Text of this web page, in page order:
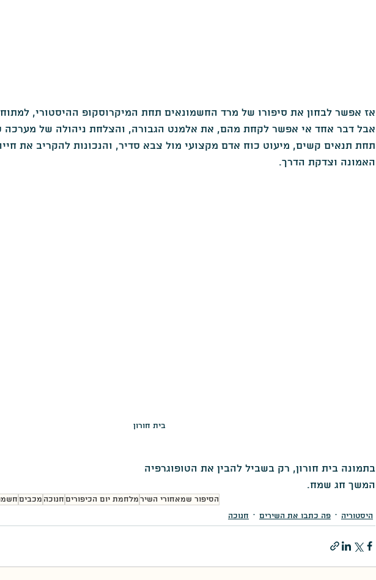
אז אפשר לבחון את סיפורו של מרד החשמונאים תחת המיקרוסקופ ההיסטורי, למתוח
אבל דבר אחד אי אפשר לקחת מהם, את אלמנט הגבורה, והצלחת ניהולה של מערכה
תחת תנאים קשים, מיעוט כוח אדם מקצועי מול צבא סדיר, והנכונות להקריב את
האמונה וצדקת הדרך.
בית חורון
בתמונה בית חורון, רק בשביל להבין את הטופוגרפיה
המשך חג שמח.
הסיפור שמאחורי השירמלחמת יום הכיפוריםחנוכה מכבים
היסטוריה
פה כתבו את השירים חנוכה